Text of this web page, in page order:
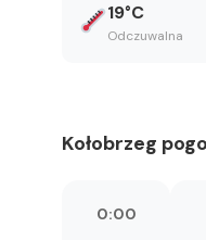
19°C
Odczuwalna
Kołobrzeg
0:00